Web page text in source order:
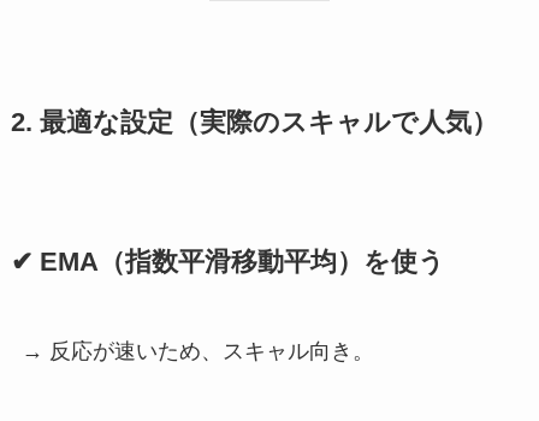
2. 最適な設定（実際のスキャルで人気）
✔ EMA（指数平滑移動平均）を使う
→ 反応が速いため、スキャル向き。